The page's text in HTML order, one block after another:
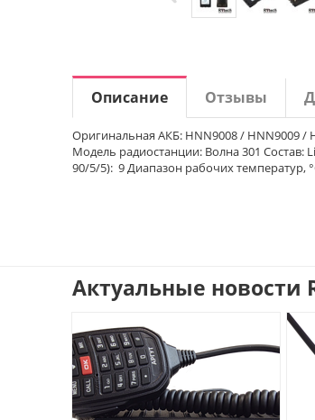
Описание Отзывы
Оригинальная АКБ: HNN9008 / HNN9009 /
Модель радиостанции: Волна 301
90/5/5): 9 Диапазон рабочих температур,
Актуальные новости